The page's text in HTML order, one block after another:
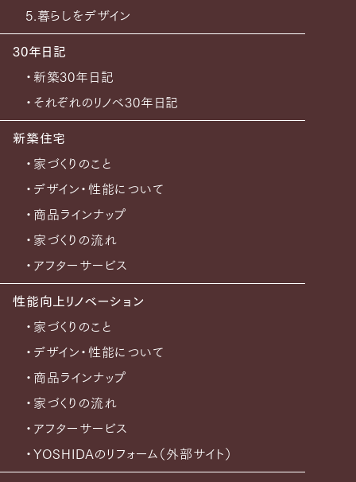
5.暮らしをデザイン
30年日記
・新築30年日記
・それぞれのリノベ30年日記
新築住宅
・家づくりのこと
・デザイン・性能について
・商品ラインナップ
・家づくりの流れ
・アフターサービス
性能向上リノベーション
・家づくりのこと
・デザイン・性能について
・商品ラインナップ
・家づくりの流れ
・アフターサービス
・YOSHIDAのリフォーム（外部サイト）